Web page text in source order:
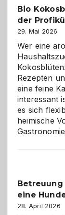
Bio
der
29. Mai 2026
Wer eine
Rezepten
eine feine
interessant
es sich
heimische
eine
28. April 2026